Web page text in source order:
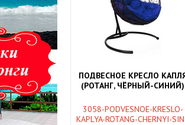
ПОДВЕСНОЕ КРЕСЛО
(РОТАНГ, ЧЁРНЫЙ-СИНИЙ)
3058-PODVESNOE-KRESLO-
KAPLYA-ROTANG-CHERNYI-